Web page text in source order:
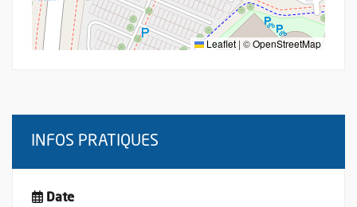
Leaflet | ©OpenStreetMap
INFOS PRATIQUES
Date